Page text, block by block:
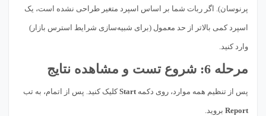
پرنوسان). اگر ربات شما بر اساس اسپرد متغیر طراحی نشده است، یک
اسپرد کمی بالاتر از حد معمول (برای شبیه‌سازی شرایط استرس بازار)
وارد کنید.
مرحله 6: شروع تست و مشاهده نتایج
پس از تنظیم همه موارد، روی دکمهStartکلیک کنید. پس از اتمام، به تب
Report بروید.